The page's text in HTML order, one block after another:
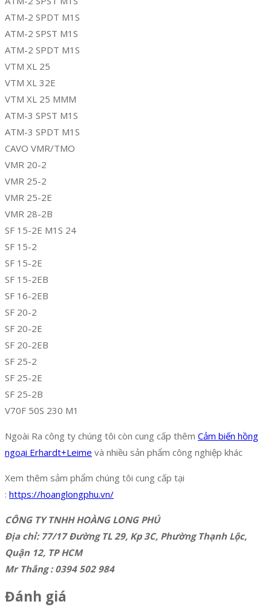
ATM-2 SPDT M1S
ATM-2 SPST M1S
ATM-2 SPDT M1S
VTM XL 25
VTM XL 32E
VTM XL 25 MMM
ATM-3 SPST M1S
ATM-3 SPDT M1S
CAVO VMR/TMO
VMR 20-2
VMR 25-2
VMR 25-2E
VMR 28-2B
SF 15-2E M1S 24
SF 15-2
SF 15-2E
SF 15-2EB
SF 16-2EB
SF 20-2
SF 20-2E
SF 20-2EB
SF 25-2
SF 25-2E
SF 25-2B
V70F 50S 230 M1
Ngoài Ra công ty chúng tôi còn cung cấp thêm Cảm biến hồng
ngoại Erhardt+Leime và nhiều sản phẩm công nghiệp khác
Xem thêm sảm phẩm chúng tôi cung cấp tại
: https://hoanglongphu.vn/
CÔNG TY TNHH HOÀNG LONG PHÚ
Địa chỉ: 77/17 Đường TL 29, Kp 3C, Phường Thạnh Lộc,
Quận 12, TP HCM
Mr Thắng : 0394 502 984
Đánh giá